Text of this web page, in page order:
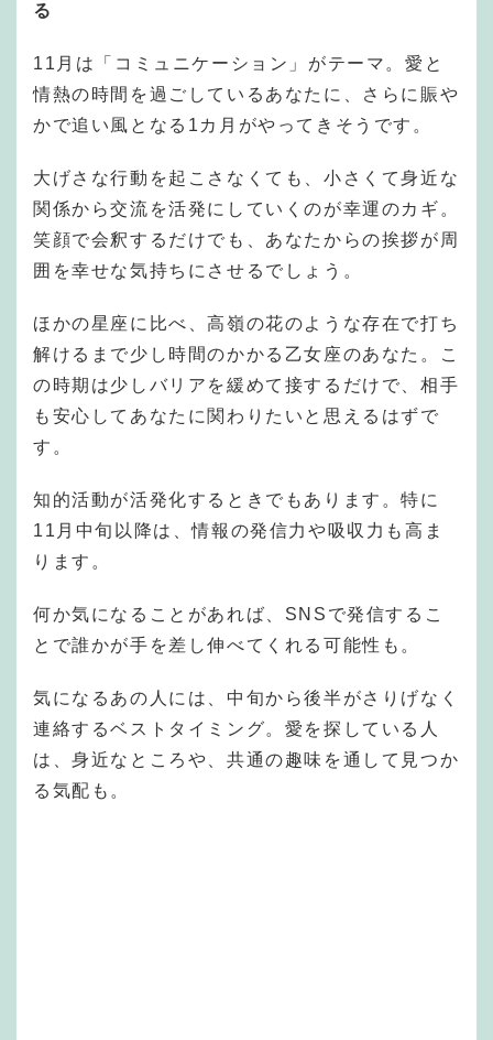
る
11月は「コミュニケーション」がテーマ。愛と
情熱の時間を過ごしているあなたに、さらに賑や
かで追い風となる1カ月がやってきそうです。
大げさな行動を起こさなくても、小さくて身近な
関係から交流を活発にしていくのが幸運のカギ。
笑顔で会釈するだけでも、あなたからの挨拶が周
囲を幸せな気持ちにさせるでしょう。
ほかの星座に比べ、高嶺の花のような存在で打ち
解けるまで少し時間のかかる乙女座のあなた。こ
の時期は少しバリアを緩めて接するだけで、相手
も安心してあなたに関わりたいと思えるはずで
す。
知的活動が活発化するときでもあります。特に
11月中旬以降は、情報の発信力や吸収力も高ま
ります。
何か気になることがあれば、SNSで発信するこ
とで誰かが手を差し伸べてくれる可能性も。
気になるあの人には、中旬から後半がさりげなく
連絡するベストタイミング。愛を探している人
は、身近なところや、共通の趣味を通して見つか
る気配も。